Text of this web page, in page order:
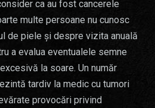
ca au fost cancerele
multe persoane nu cunosc
de piele și despre vizita anuală
a evalua eventualele semne
la soare. Un număr
tardiv la medic cu tumori
provocări privind